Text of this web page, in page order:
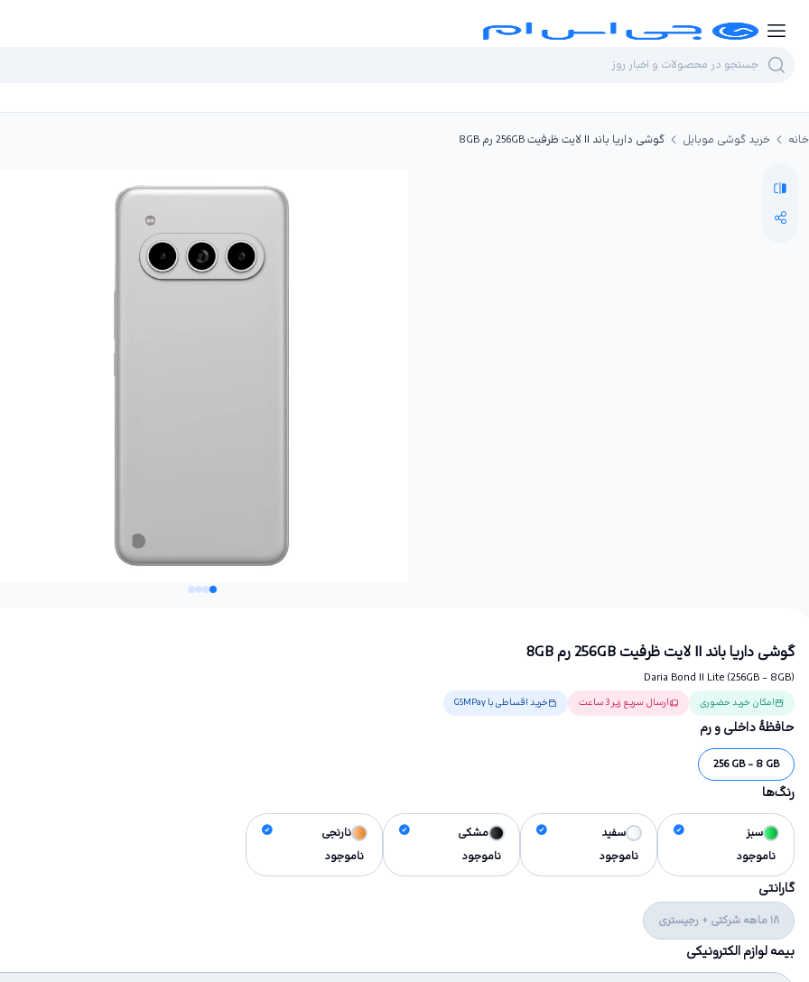
خانه خرید گوشی موبایل گوشی داریا باند II لایت ظرفیت 256GB رم 8GB
گوشی داریا باند II لایت ظرفیت 256GB رم 8GB
Daria Bond II Lite (256GB - 8GB)
امکان خرید حضوری ارسال سریع زیر 3 ساعت خرید اقساطی با GSMPay
حافظهٔ داخلی و رم
256 GB - 8 GB
رنگ‌ها
سبز
ناموجود
سفید
ناموجود
مشکی
ناموجود
نارنجی
ناموجود
گارانتی
18 ماهه شرکتی + رجیستری
بیمه لوازم الکترونیکی